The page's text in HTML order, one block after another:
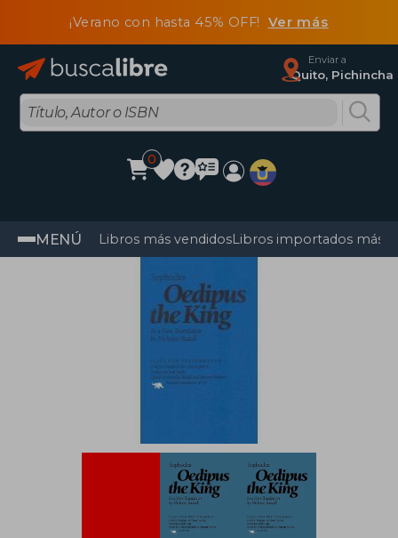
¡Verano con hasta 45% OFF! Ver más
Enviar a
Quito, Pichincha
0
MENÚ Libros más vendidosLibros importados más